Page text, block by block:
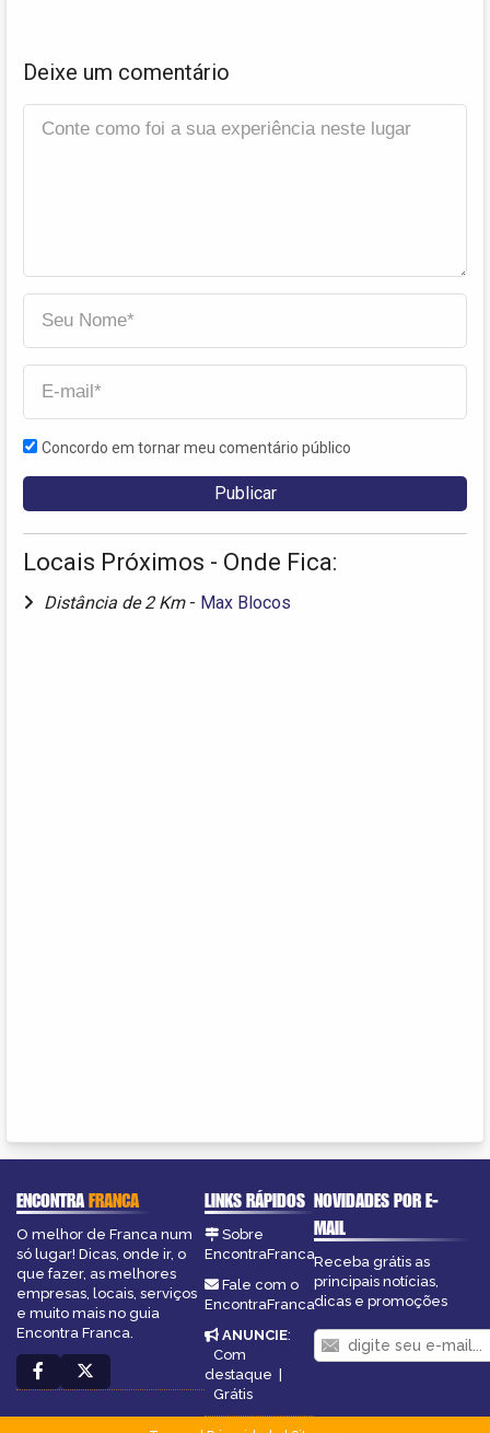
Deixe um comentário
Concordo em tornar meu comentário público
Locais Próximos - Onde Fica:
Distância de 2 Km - Max Blocos
ENCONTRAFRANCA
O melhor de Franca num
só lugar! Dicas, onde ir, o
que fazer, as melhores
empresas, locais, serviços
e muito mais no guia
Encontra Franca.
LINKS RÁPIDOS
Sobre
EncontraFranca
Fale com o
EncontraFranca
ANUNCIE:
Com
destaque |
Grátis
NOVIDADES POR E-
MAIL
Receba grátis as
principais notícias,
dicas e promoções